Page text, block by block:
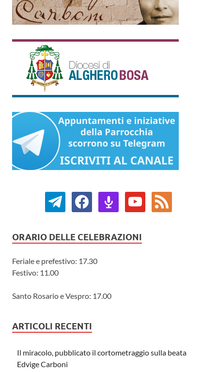
ORARIO DELLE CELEBRAZIONI
Feriale e prefestivo: 17.30
Festivo: 11.00
Santo Rosario e Vespro: 17.00
ARTICOLI RECENTI
Il miracolo, pubblicato il cortometraggio sulla beata
Edvige Carboni